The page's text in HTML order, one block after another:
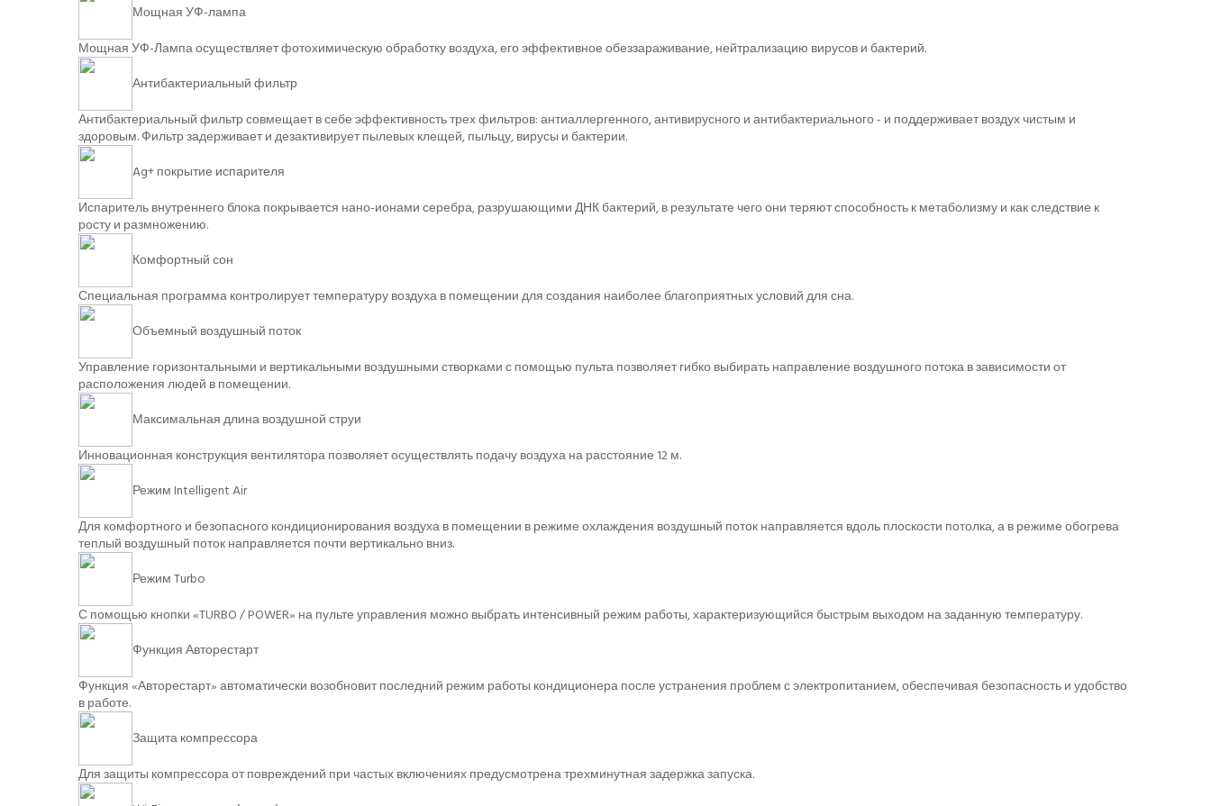
Мощная УФ-лампа
Мощная УФ-Лампа осуществляет фотохимическую обработку воздуха, его эффективное обеззараживание, нейтрализацию вирусов и бактерий.
Антибактериальный фильтр
Антибактериальный фильтр совмещает в себе эффективность трех фильтров: антиаллергенного, антивирусного и антибактериального - и поддерживает воздух чистым и
здоровым. Фильтр задерживает и дезактивирует пылевых клещей, пыльцу, вирусы и бактерии.
Ag+ покрытие испарителя
Испаритель внутреннего блока покрывается нано-ионами серебра, разрушающими ДНК бактерий, в результате чего они теряют способность к метаболизму и как следствие к
росту и размножению.
Комфортный сон
Специальная программа контролирует температуру воздуха в помещении для создания наиболее благоприятных условий для сна.
Объемный воздушный поток
Управление горизонтальными и вертикальными воздушными створками с помощью пульта позволяет гибко выбирать направление воздушного потока в зависимости от
расположения людей в помещении.
Максимальная длина воздушной струи
Инновационная конструкция вентилятора позволяет осуществлять подачу воздуха на расстояние 12 м.
Режим Intelligent Air
Для комфортного и безопасного кондиционирования воздуха в помещении в режиме охлаждения воздушный поток направляется вдоль плоскости потолка, а в режиме обогрева
теплый воздушный поток направляется почти вертикально вниз.
Режим Turbo
С помощью кнопки «TURBO / POWER» на пульте управления можно выбрать интенсивный режим работы, характеризующийся быстрым выходом на заданную температуру.
Функция Авторестарт
Функция «Авторестарт» автоматически возобновит последний режим работы кондиционера после устранения проблем с электропитанием, обеспечивая безопасность и удобство
в работе.
Защита компрессора
Для защиты компрессора от повреждений при частых включениях предусмотрена трехминутная задержка запуска.